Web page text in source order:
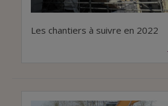
Les chantiers à suivre en 2022